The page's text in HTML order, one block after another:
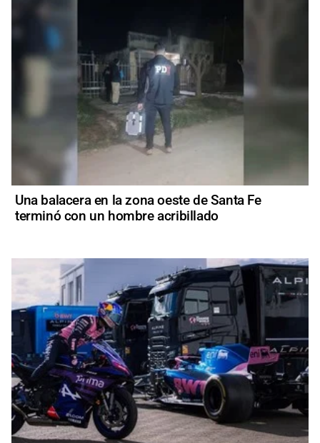
Una balacera en la zona oeste de Santa Fe
terminó con un hombre acribillado